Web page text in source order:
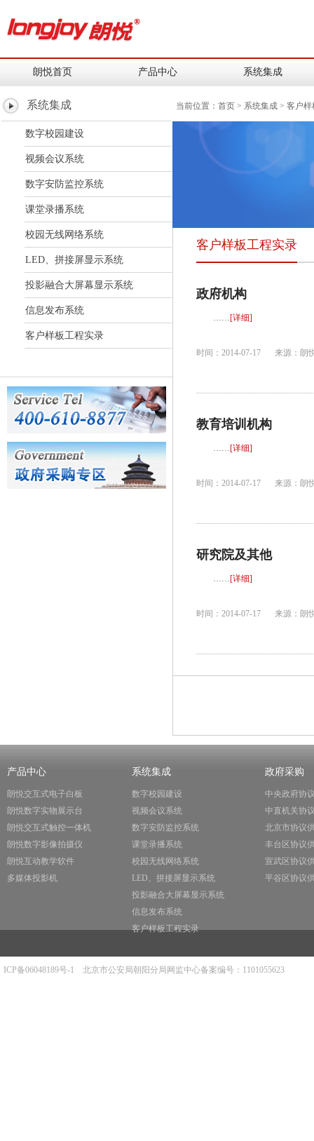
朗悦首页 产品中心 系统集成
系统集成
数字校园建设
视频会议系统
数字安防监控系统
课堂录播系统
校园无线网络系统
LED、拼接屏显示系统
投影融合大屏幕显示系统
信息发布系统
客户样板工程实录
当前位置： 首页 > 系统集成 > 客户
客户样板工程实录
政府机构
……[详细]
时间：2014-07-17 来源：朗
教育培训机构
……[详细]
时间：2014-07-17 来源：朗
研究院及其他
……[详细]
时间：2014-07-17 来源：朗
产品中心
朗悦交互式电子白板
朗悦数字实物展示台
朗悦交互式触控一体机
朗悦数字影像拍摄仪
朗悦互动教学软件
多媒体投影机
系统集成
数字校园建设
视频会议系统
数字安防监控系统
课堂录播系统
校园无线网络系统
LED、拼接屏显示系统
投影融合大屏幕显示系统
信息发布系统
客户样板工程实录
政府采购
中央政府协
中直机关协
北京市协议
丰台区协议
宣武区协议
平谷区协议
ICP备06048189号-1 北京市公安局朝阳分局网监中心备案编号：1101055623